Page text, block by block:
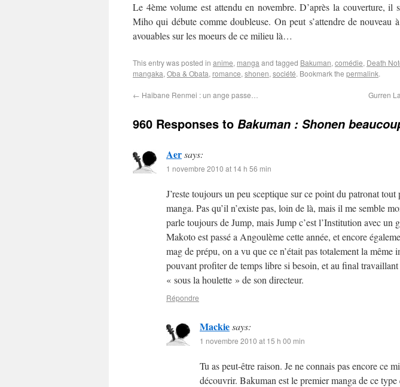
Le 4ème volume est attendu en novembre. D’après la couverture, il
Miho qui débute comme doubleuse. On peut s’attendre de nouveau
avouables sur les moeurs de ce milieu là…
This entry was posted in anime, manga and tagged Bakuman, comédie, Death
mangaka, Oba & Obata, romance, shonen, société. Bookmark the permalink.
← Haibane Renmei : un ange passe… Gurren
960 Responses to Bakuman : Shonen
Aersays:
1 novembre 2010 at 14 h 56 min
J’reste toujours un peu sceptique sur ce point du patronat
manga. Pas qu’il n’existe pas, loin de là, mais il me semble
parle toujours de Jump, mais Jump c’est l’Institution avec
Makoto est passé a Angoulème cette année, et encore
mag de prépu, on a vu que ce n’était pas totalement la même
pouvant profiter de temps libre si besoin, et au final
« sous la houlette » de son directeur.
Répondre
Mackiesays:
1 novembre 2010 at 15 h 00 min
Tu as peut-être raison. Je ne connais pas encore ce
découvrir. Bakuman est le premier manga de ce